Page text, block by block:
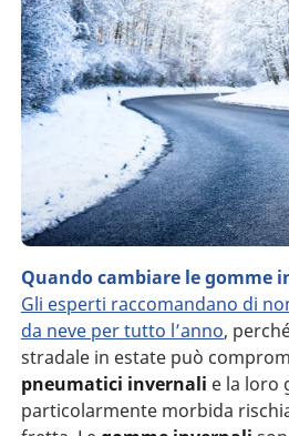
Quando cambiare le gomme
Gli esperti raccomandano di
da neve per tutto l’anno,
stradale in estate può
pneumatici invernali e la loro
particolarmente morbida